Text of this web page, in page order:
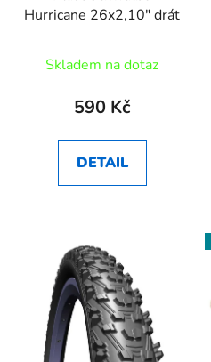
Hurricane 26x2,10" drát
Skladem na dotaz
590 Kč
DETAIL